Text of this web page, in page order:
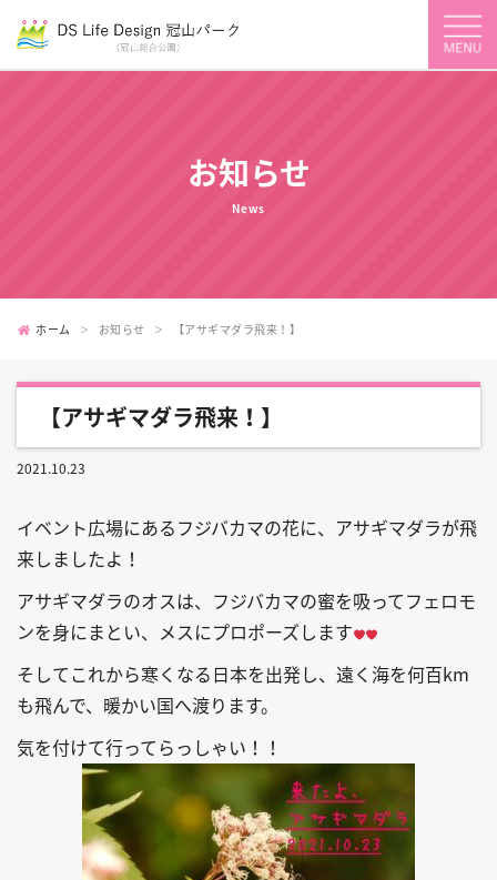
お知らせ
News
ホーム お知らせ 【アサギマダラ飛来！】
【アサギマダラ飛来！】
2021.10.23
イベント広場にあるフジバカマの花に、アサギマダラが飛
来しましたよ！
アサギマダラのオスは、フジバカマの蜜を吸ってフェロモ
ンを身にまとい、メスにプロポーズします
そしてこれから寒くなる日本を出発し、遠く海を何百km
も飛んで、暖かい国へ渡ります。
気を付けて行ってらっしゃい！！